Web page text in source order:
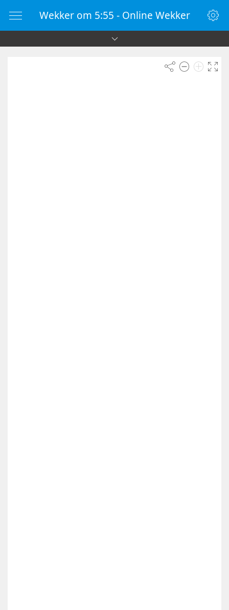
Wekker om 5:55 - Online Wekker